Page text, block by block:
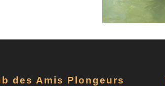
des Amis Plongeurs